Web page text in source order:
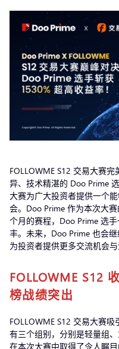
FOLLOWME S12 交易大赛
异、技术精湛的 Doo Prime
大赛为广大投资者提供一个
会。Doo Prime 作为本次大
个月的赛程，Doo Prime 选
丰。未来，Doo Prime 也会继
为投资者提供更多交流机会与
FOLLOWME S12
榜战绩突出
FOLLOWME S12 交易大赛
有三个组别，分别是轻量组
在本次大赛中取得了令人瞩